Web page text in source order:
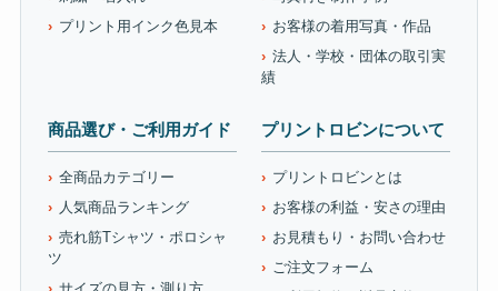
プリント用インク色見本
お客様の着用写真・作品
法人・学校・団体の取引実
績
商品選び・ご利用ガイド
全商品カテゴリー
人気商品ランキング
売れ筋Tシャツ・ポロシャ
ツ
プリントロビンについて
プリントロビンとは
お客様の利益・安さの理由
お見積もり・お問い合わせ
ご注文フォーム